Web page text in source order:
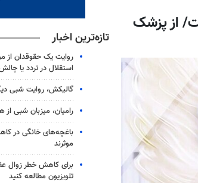
از پزشک
تازه‌ترین اخبار
روایت یک حقوقدان از
استقلال در تردد یا
گالیکش، روایت شبی
رامیان، میزبان شبی
باغچه‌های خانگی در
موثرند
برای کاهش خطر زوال
تلویزیون مطالعه کنید